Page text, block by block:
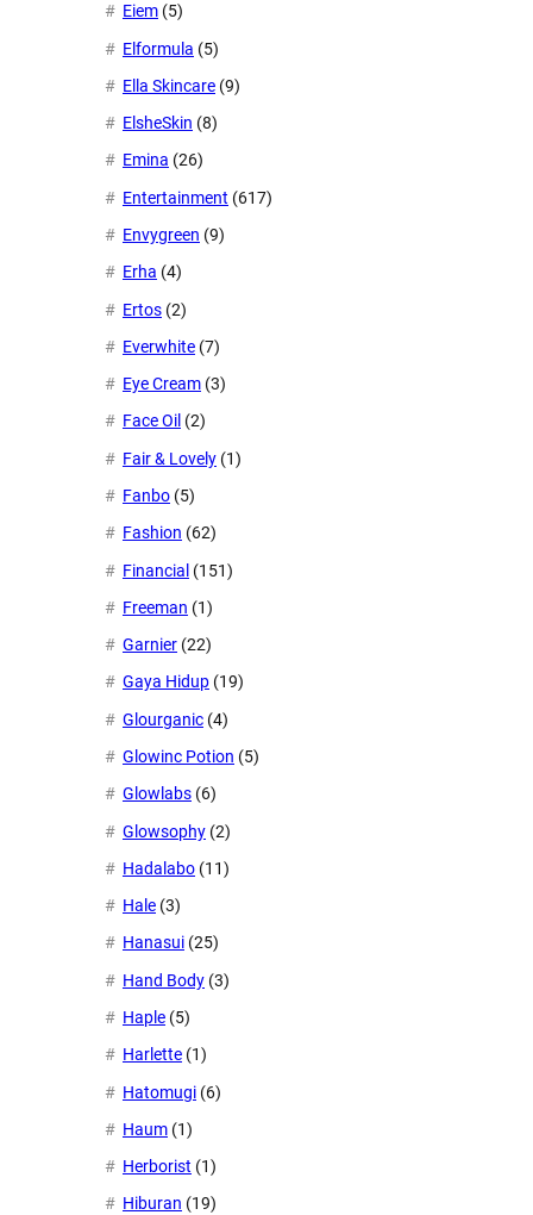
Eiem (5)
Elformula (5)
Ella Skincare (9)
ElsheSkin (8)
Emina (26)
Entertainment (617)
Envygreen (9)
Erha (4)
Ertos (2)
Everwhite (7)
Eye Cream (3)
Face Oil (2)
Fair & Lovely (1)
Fanbo (5)
Fashion (62)
Financial (151)
Freeman (1)
Garnier (22)
Gaya Hidup (19)
Glourganic (4)
Glowinc Potion (5)
Glowlabs (6)
Glowsophy (2)
Hadalabo (11)
Hale (3)
Hanasui (25)
Hand Body (3)
Haple (5)
Harlette (1)
Hatomugi (6)
Haum (1)
Herborist (1)
Hiburan (19)